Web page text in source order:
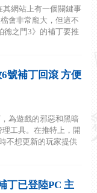
其網站上有一個關鍵事
會非常龐大，但這不
德之門3》的補丁要推
6號補丁回滾 方便
為遊戲的邪惡和黑暗
工具。在推特上，開
不想更新的玩家提供
丁已登陸PC 主